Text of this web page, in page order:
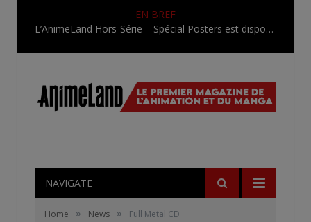
EN BREF
L’AnimeLand Hors-Série – Spécial Posters est disponible !
NAVIGATE
Home » News » Full Metal CD